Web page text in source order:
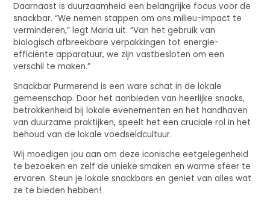
Daarnaast is duurzaamheid een belangrijke focus voor de
snackbar. “We nemen stappen om ons milieu-impact te
verminderen,” legt Maria uit. “Van het gebruik van
biologisch afbreekbare verpakkingen tot energie-
efficiënte apparatuur, we zijn vastbesloten om een
verschil te maken.”
Snackbar Purmerend is een ware schat in de lokale
gemeenschap. Door het aanbieden van heerlijke snacks,
betrokkenheid bij lokale evenementen en het handhaven
van duurzame praktijken, speelt het een cruciale rol in het
behoud van de lokale voedseldcultuur.
Wij moedigen jou aan om deze iconische eetgelegenheid
te bezoeken en zelf de unieke smaken en warme sfeer te
ervaren. Steun je lokale snackbars en geniet van alles wat
ze te bieden hebben!